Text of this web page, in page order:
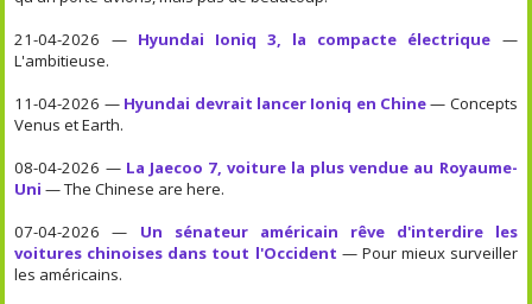
21-04-2026 — Hyundai Ioniq 3, la compacte électrique —
L'ambitieuse.
11-04-2026 — Hyundai devrait lancer Ioniq en Chine— Concepts
Venus et Earth.
08-04-2026 — La Jaecoo 7, voiture la plus vendue au Royaume-
Uni — The Chinese are here.
07-04-2026 — Un sénateur américain rêve d'interdire les
voitures chinoises dans tout l'Occident — Pour mieux surveiller
les américains.